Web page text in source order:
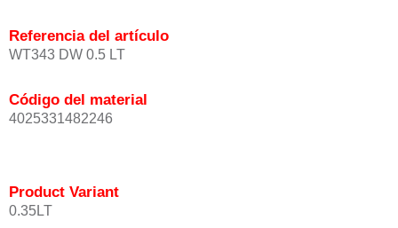
Referencia del artículo
WT343 DW 0.5 LT
Código del material
4025331482246
Product Variant
0.35LT